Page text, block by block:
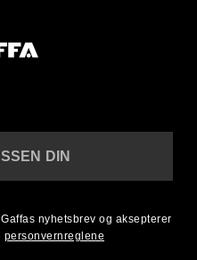
DIN
nyhetsbrev og aksepterer
personvernreglene